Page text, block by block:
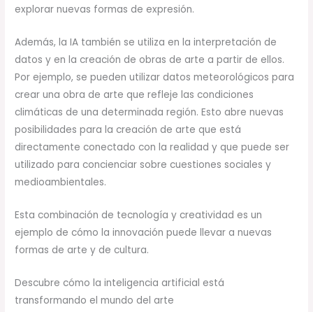
explorar nuevas formas de expresión.
Además, la IA también se utiliza en la interpretación de
datos y en la creación de obras de arte a partir de ellos.
Por ejemplo, se pueden utilizar datos meteorológicos para
crear una obra de arte que refleje las condiciones
climáticas de una determinada región. Esto abre nuevas
posibilidades para la creación de arte que está
directamente conectado con la realidad y que puede ser
utilizado para concienciar sobre cuestiones sociales y
medioambientales.
Esta combinación de tecnología y creatividad es un
ejemplo de cómo la innovación puede llevar a nuevas
formas de arte y de cultura.
Descubre cómo la inteligencia artificial está
transformando el mundo del arte